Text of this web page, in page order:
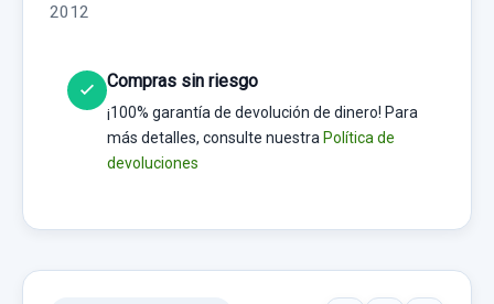
2012
Compras sin riesgo
¡100% garantía de devolución de dinero! Para
más detalles, consulte nuestra Política de
devoluciones